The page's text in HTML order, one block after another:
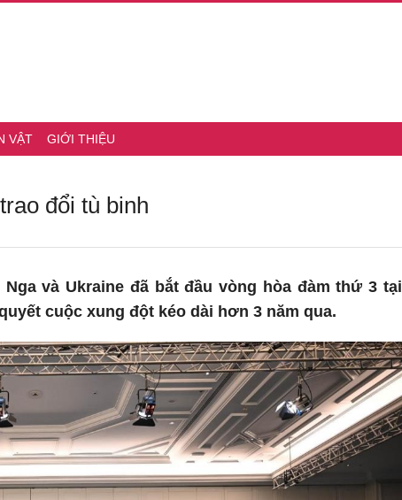
VẬT GIỚI THIỆU
đổi tù binh
Nga và Ukraine đã bắt đầu vòng hòa đàm thứ 3 tại
cuộc xung đột kéo dài hơn 3 năm qua.